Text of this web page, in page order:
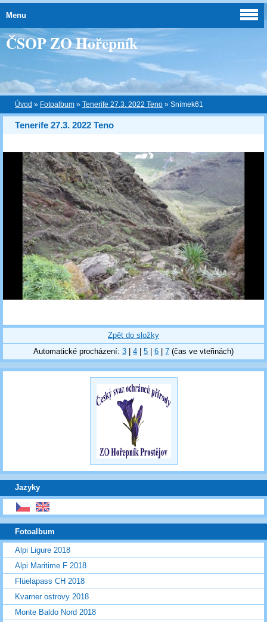
ČSOP ZO Hořepník
Úvod » Fotoalbum » Tenerife 27.3. 2022 Teno » Snímek61
Tenerife 27.3. 2022 Teno
Zpět do složky
Automatické procházení: 3 | 4 | 5 | 6 | 7 (čas ve vteřinách)
Jazyky
Menu
Fotoalbum
Alpi Ligure 2018
Alpi Maritime F 2018
Flüelapass CH 2018
Kvarner ostrovy 2018
Monte Baldo Nord 2018